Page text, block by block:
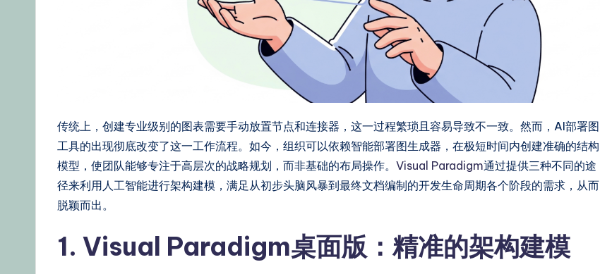
传统上，创建专业级别的图表需要手动放置节点和连接器，这一过程繁琐且容易导致不一致。然而，AI部署图
工具的出现彻底改变了这一工作流程。如今，组织可以依赖智能部署图生成器，在极短时间内创建准确的结构
模型，使团队能够专注于高层次的战略规划，而非基础的布局操作。 Visual Paradigm通过提供三种不同的途
径来利用人工智能进行架构建模，满足从初步头脑风暴到最终文档编制的开发生命周期各个阶段的需求，从而
脱颖而出。
1. Visual Paradigm桌面版：精准的架构建模